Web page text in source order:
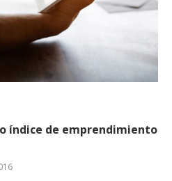
índice de emprendimiento